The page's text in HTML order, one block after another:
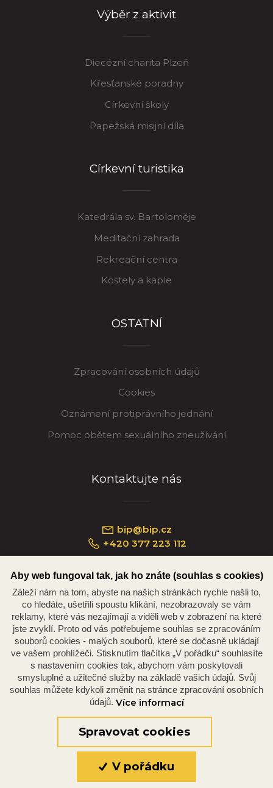
Výběr z aktivit
Diecézní charita Plzeň
Křesťanské poradny
Církevní školy
Papežská misijní díla
Církevní turistika
Katedrála sv. Bartoloměje
Meditační zahrada
Rekreační centra
Kostely a kaple
OSTATNÍ
Zpracování osobních údajů
Cookies
Oznámení protiprávního jednání
Pomoc obětem sexuálního zneužívání
Kontaktujte nás
bip@bip.cz
+420 377 223 112
Náměstí Republiky 234/35, 301 00 Plzeň
Aby web fungoval tak, jak ho znáte (souhlas s cookies)
Záleží nám na tom, abyste na našich stránkách rychle našli to,
co hledáte, ušetřili spoustu klikání, nezobrazovaly se vám
reklamy, které vás nezajímají a viděli web v zobrazení na které
jste zvyklí. Proto od vás potřebujeme souhlas se zpracováním
souborů cookies - malých souborů, které se dočasně ukládají
ve vašem prohlížeči. Stisknutím tlačítka „V pořádku“ souhlasíte
s nastavením cookies tak, abychom vám poskytovali
smysluplné a užitečné služby na základě vašich údajů. Svůj
souhlas můžete kdykoli změnit na stránce zpracování osobních
údajů. Více informací
Spravovat cookies
V pořádku